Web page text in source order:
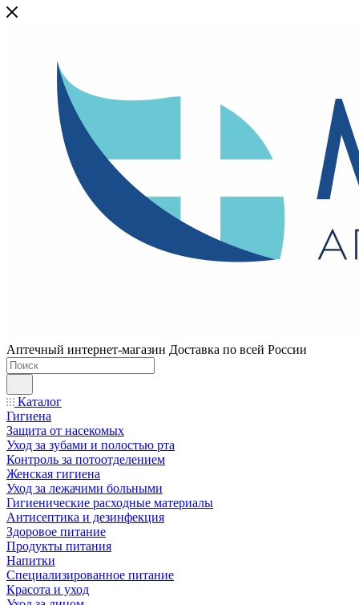
Аптечный интернет-магазин Доставка по всей России
Каталог
Гигиена
Защита от насекомых
Уход за зубами и полостью рта
Контроль за потоотделением
Женская гигиена
Уход за лежачими больными
Гигиенические расходные материалы
Антисептика и дезинфекция
Здоровое питание
Продукты питания
Напитки
Специализированное питание
Красота и уход